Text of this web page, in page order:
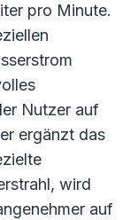
pro Minute.
Nutzer auf
ergänzt das
wird
auf